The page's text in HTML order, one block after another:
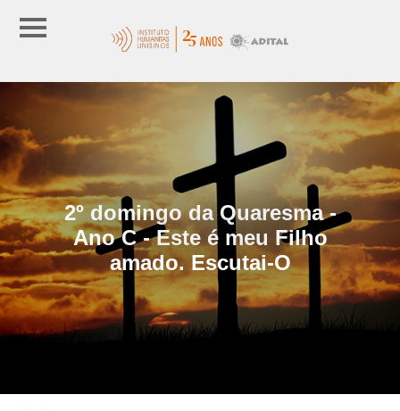
2º domingo da Quaresma -
Ano C - Este é meu Filho
amado. Escutai-O